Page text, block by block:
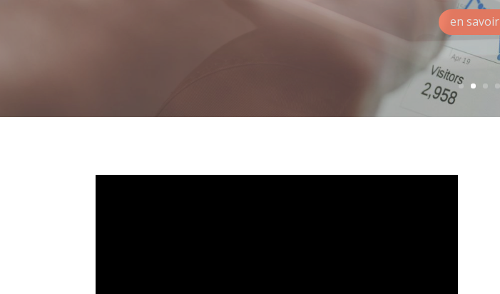
d’attribuer à votre structure
identité.
en